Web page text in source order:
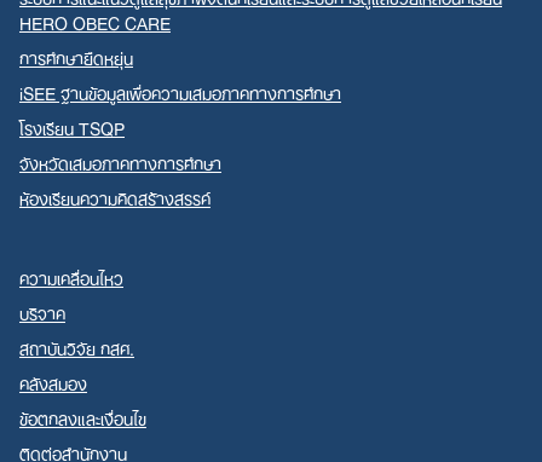
HERO OBEC CARE
การศึกษายืดหยุ่น
iSEE ฐานข้อมูลเพื่อความเสมอภาคทางการศึกษา
โรงเรียน TSQP
จังหวัดเสมอภาคทางการศึกษา
ห้องเรียนความคิดสร้างสรรค์
ความเคลื่อนไหว
บริจาค
สถาบันวิจัย กสศ.
คลังสมอง
ข้อตกลงและเงื่อนไข
ติดต่อสำนักงาน